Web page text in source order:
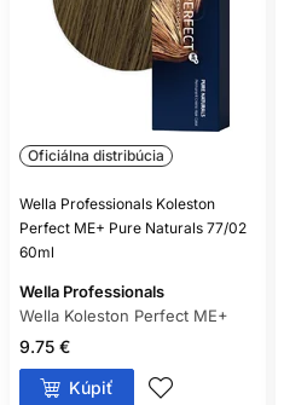
Oficiálna distribúcia
Wella Professionals Koleston
Perfect ME+ Pure Naturals 77/02
60ml
Wella Professionals
Wella Koleston Perfect ME+
9.75 €
Kúpiť